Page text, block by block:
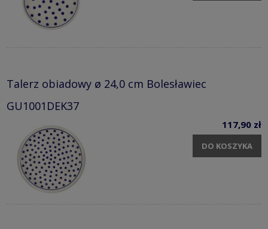
Talerz obiadowy ø 24,0 cm Bolesławiec
GU1001DEK37
117,90 zł
DO KOSZYKA